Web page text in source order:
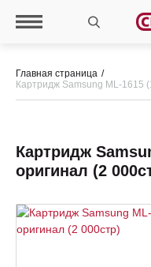
Главная страница
Картридж Samsung ML-1615
Картридж
оригинал (2